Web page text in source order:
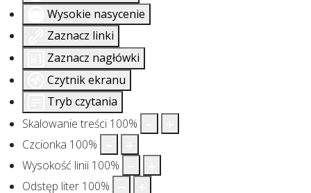
Wysokie nasycenie
Zaznacz linki
Zaznacz nagłówki
Czytnik ekranu
Tryb czytania
Skalowanie treści 100%
Czcionka 100%
Wysokość linii 100%
Odstęp liter 100%